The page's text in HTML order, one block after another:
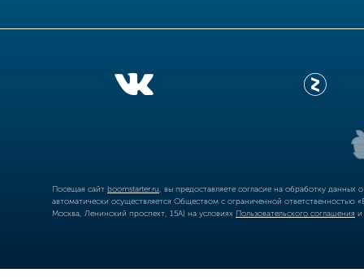
Посещая сайт boomstarter.ru , вы предоставляете согласие на обработку
автоматически осуществляется Обществом с ограниченной
Москва, Ленинский проспект, 15А) на условиях Пользовательского соглашения и